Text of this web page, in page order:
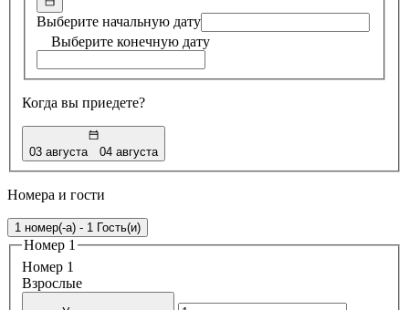
Выберите начальную дату
Выберите конечную дату
Когда вы приедете?
03 августа 04 августа
Номера и гости
1 номер(-а) - 1 Гость(и)
Номер 1
Номер 1
Bзрослые